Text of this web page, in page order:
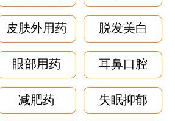
皮肤外用药 脱发美白
眼部用药 耳鼻口腔
减肥药 失眠抑郁